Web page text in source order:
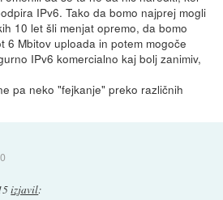
IPv6. Tako da bomo najprej mogli
10 let šli menjat opremo, da bomo
6 Mbitov uploada in potem mogoče
IPv6 komercialno kaj bolj zanimiv,
pa neko "fejkanje" preko različnih
izjavil: